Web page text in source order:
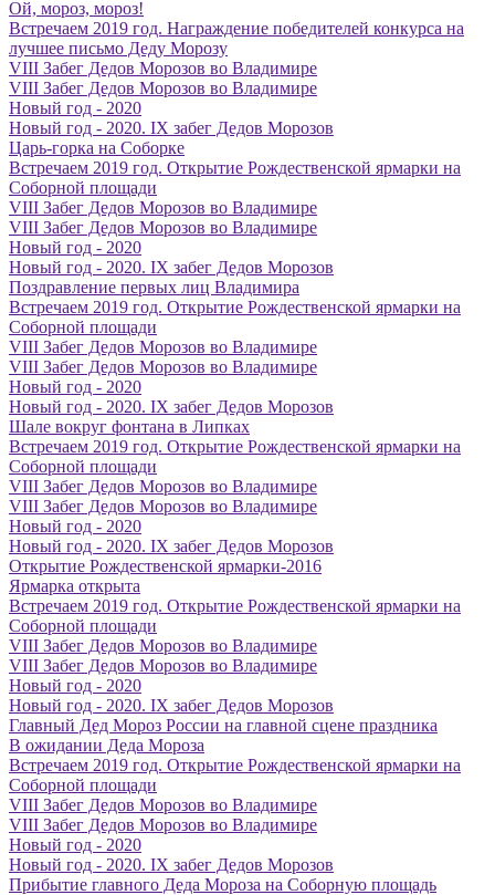
Ой, мороз, мороз!
Встречаем 2019 год. Награждение победителей конкурса на
лучшее письмо Деду Морозу
VIII Забег Дедов Морозов во Владимире
VIII Забег Дедов Морозов во Владимире
Новый год - 2020
Новый год - 2020. IX забег Дедов Морозов
Царь-горка на Соборке
Встречаем 2019 год. Открытие Рождественской ярмарки на
Соборной площади
VIII Забег Дедов Морозов во Владимире
VIII Забег Дедов Морозов во Владимире
Новый год - 2020
Новый год - 2020. IX забег Дедов Морозов
Поздравление первых лиц Владимира
Встречаем 2019 год. Открытие Рождественской ярмарки на
Соборной площади
VIII Забег Дедов Морозов во Владимире
VIII Забег Дедов Морозов во Владимире
Новый год - 2020
Новый год - 2020. IX забег Дедов Морозов
Шале вокруг фонтана в Липках
Встречаем 2019 год. Открытие Рождественской ярмарки на
Соборной площади
VIII Забег Дедов Морозов во Владимире
VIII Забег Дедов Морозов во Владимире
Новый год - 2020
Новый год - 2020. IX забег Дедов Морозов
Открытие Рождественской ярмарки-2016
Ярмарка открыта
Встречаем 2019 год. Открытие Рождественской ярмарки на
Соборной площади
VIII Забег Дедов Морозов во Владимире
VIII Забег Дедов Морозов во Владимире
Новый год - 2020
Новый год - 2020. IX забег Дедов Морозов
Главный Дед Мороз России на главной сцене праздника
В ожидании Деда Мороза
Встречаем 2019 год. Открытие Рождественской ярмарки на
Соборной площади
VIII Забег Дедов Морозов во Владимире
VIII Забег Дедов Морозов во Владимире
Новый год - 2020
Новый год - 2020. IX забег Дедов Морозов
Прибытие главного Деда Мороза на Соборную площадь